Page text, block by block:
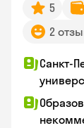
5
2
Санкт-